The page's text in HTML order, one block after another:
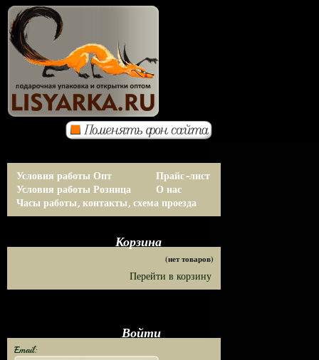
Условия работы Опт
Условия работы Розница
Прайс-лист
О нас
Часы работы, контакты, схема проезда
Корзина
(нет товаров)
Перейти в корзину
Войти
Email: